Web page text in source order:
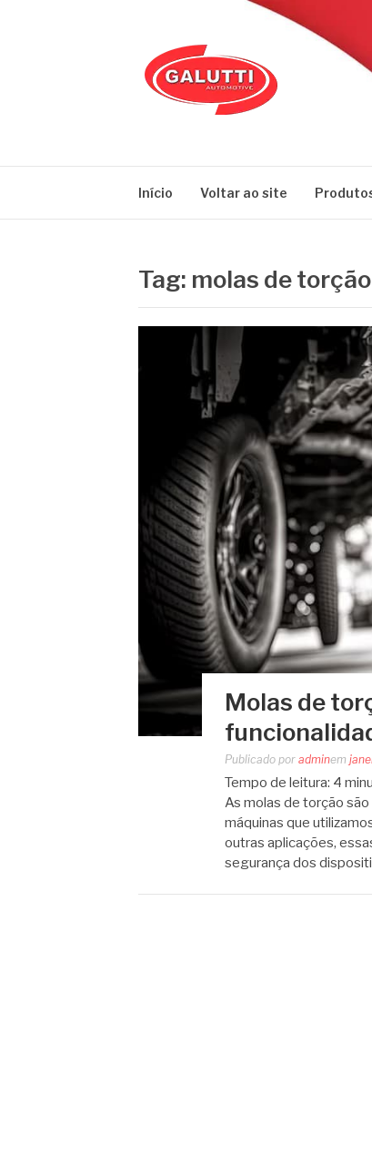
Início Voltar ao site
Tag: molas de
Molas de
Publicado por adminem
Tempo de leitura: 4
As molas de torção
máquinas que
outras aplicações,
segurança dos